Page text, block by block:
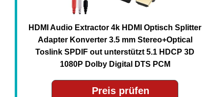
HDMI Audio Extractor 4k HDMI Optisch Splitter
Adapter Konverter 3.5 mm Stereo+Optical
Toslink SPDIF out unterstützt 5.1 HDCP 3D
1080P Dolby Digital DTS PCM
Preis prüfen